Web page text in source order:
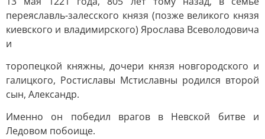
переяславль-залесского князя (позже великого князя
киевского и владимирского) Ярослава Всеволодовича
и
торопецкой княжны, дочери князя новгородского и
галицкого, Ростиславы Мстиславны родился второй
сын, Александр.
Именно он победил врагов в Невской битве и
Ледовом побоище.